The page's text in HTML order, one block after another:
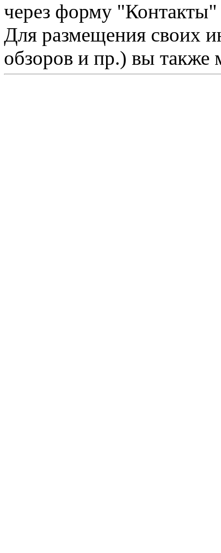
через форму "Контакты"
Для размещения своих
обзоров и пр.) вы также